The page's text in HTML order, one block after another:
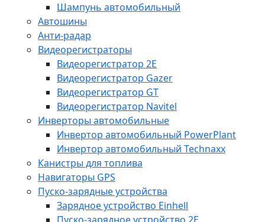
Шампунь автомобильный
Автошины
Анти-радар
Видеорегистраторы
Видеорегистратор 2E
Видеорегистратор Gazer
Видеорегистратор GT
Видеорегистратор Navitel
Инверторы автомобильные
Инвертор автомобильный PowerPlant
Инвертор автомобильный Technaxx
Канистры для топлива
Навигаторы GPS
Пуско-зарядные устройства
Зарядное устройство Einhell